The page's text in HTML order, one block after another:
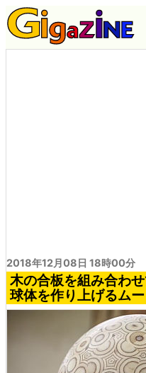
2018年12月08日 18時00分
木の合板を組み合わ
球体を作り上げるム